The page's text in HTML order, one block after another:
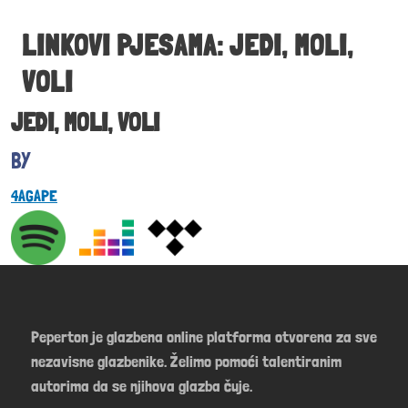
LINKOVI PJESAMA: JEDI, MOLI,
VOLI
JEDI, MOLI, VOLI
4AGAPE
Peperton je glazbena online platforma otvorena za sve
nezavisne glazbenike. Želimo pomoći talentiranim
autorima da se njihova glazba čuje.